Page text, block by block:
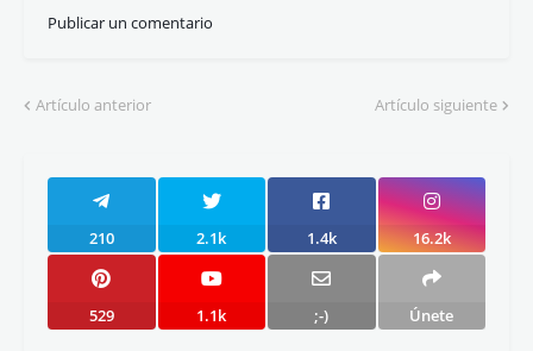
Publicar un comentario
Artículo anterior Artículo siguiente
210 2.1k 1.4k 16.2k
529 1.1k ;-) Únete